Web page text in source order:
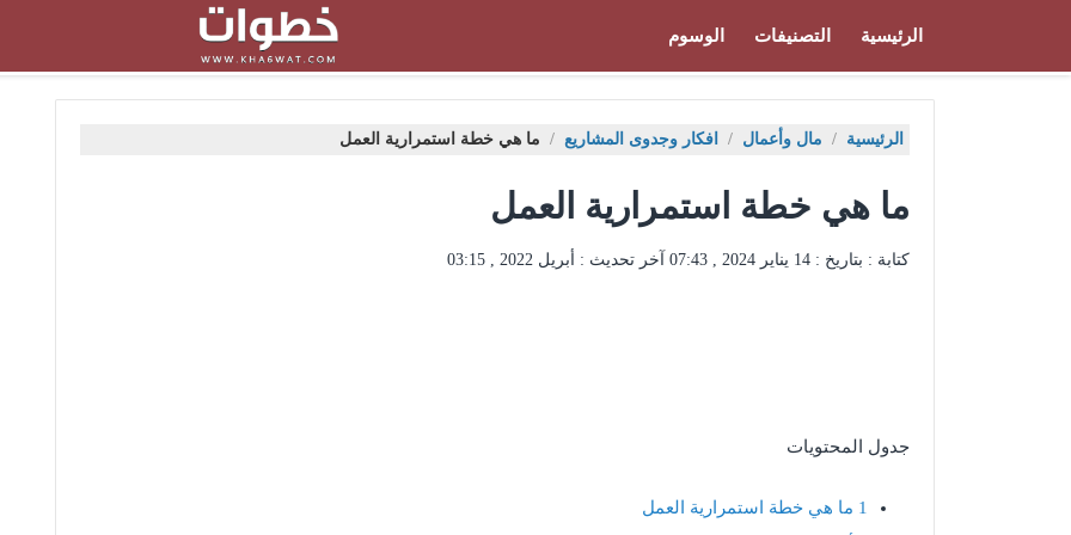
الرئيسية التصنيفات الوسوم
الرئيسية / مال وأعمال / افكار وجدوى المشاريع / ما هي خطة استمرارية العمل
ما هي خطة استمرارية العمل
كتابة : بتاريخ : 14 يناير 2024 , 07:43 آخر تحديث : أبريل 2022 , 03:15
جدول المحتويات
1 ما هي خطة استمرارية العمل